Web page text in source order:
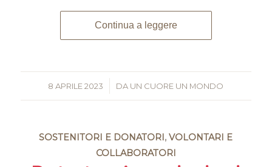
Continua a leggere
8 APRILE 2023
/ DA UN CUORE UN MONDO
SOSTENITORI E DONATORI,VOLONTARI E
COLLABORATORI